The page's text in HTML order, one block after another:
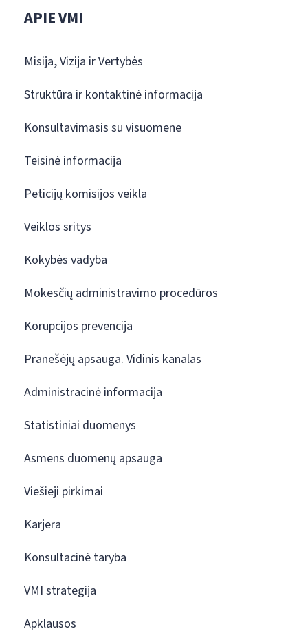
APIE VMI
Misija, Vizija ir Vertybės
Struktūra ir kontaktinė informacija
Konsultavimasis su visuomene
Teisinė informacija
Peticijų komisijos veikla
Veiklos sritys
Kokybės vadyba
Mokesčių administravimo procedūros
Korupcijos prevencija
Pranešėjų apsauga. Vidinis kanalas
Administracinė informacija
Statistiniai duomenys
Asmens duomenų apsauga
Viešieji pirkimai
Karjera
Konsultacinė taryba
VMI strategija
Apklausos